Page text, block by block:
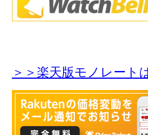
＞＞楽天版モノレート